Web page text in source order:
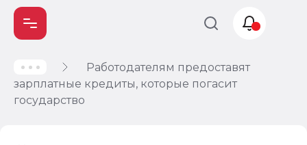
Работодателям предоставят
зарплатные кредиты, которые погасит
государство
Учет и
налогообложение